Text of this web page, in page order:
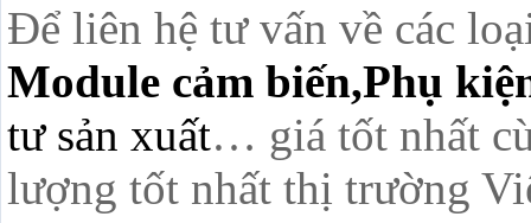
Để liên hệ tư vấn về các
Module cảm biến,Phụ
tư sản xuất… giá tốt nhất
lượng tốt nhất thị trường